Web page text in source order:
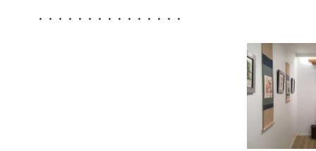
・・・・・・・・・・・・・・・